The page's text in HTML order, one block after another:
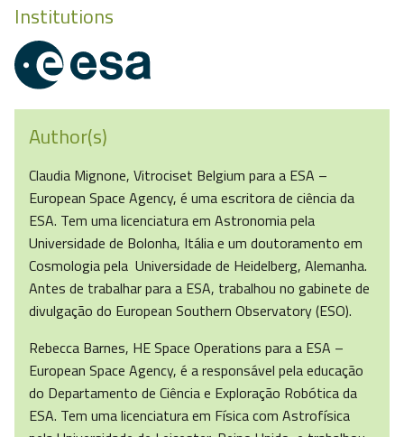
Institutions
Author(s)
Claudia Mignone, Vitrociset Belgium para a ESA –
European Space Agency, é uma escritora de ciência da
ESA. Tem uma licenciatura em Astronomia pela
Universidade de Bolonha, Itália e um doutoramento em
Cosmologia pela Universidade de Heidelberg, Alemanha.
Antes de trabalhar para a ESA, trabalhou no gabinete de
divulgação do European Southern Observatory (ESO).
Rebecca Barnes, HE Space Operations para a ESA –
European Space Agency, é a responsável pela educação
do Departamento de Ciência e Exploração Robótica da
ESA. Tem uma licenciatura em Física com Astrofísica